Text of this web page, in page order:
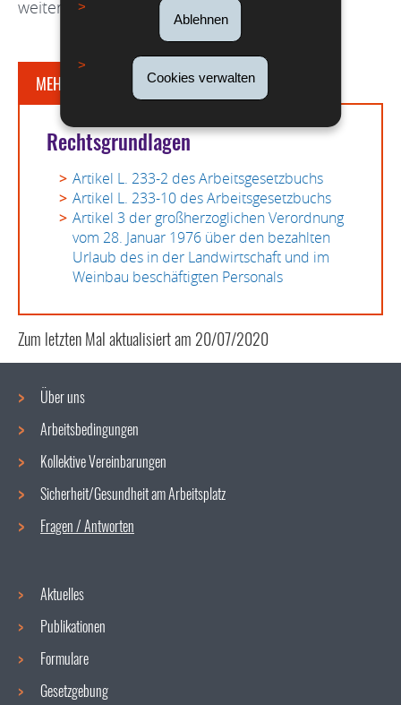
Ablehnen
Cookies verwalten
weiterhin die allgemeinen Vorschriften.
MEHR DAZU
Rechtsgrundlagen
Artikel L. 233-2 des Arbeitsgesetzbuchs
Artikel L. 233-10 des Arbeitsgesetzbuchs
Artikel 3 der großherzoglichen Verordnung
vom 28. Januar 1976 über den bezahlten
Urlaub des in der Landwirtschaft und im
Weinbau beschäftigten Personals
Zum letzten Mal aktualisiert am20/07/2020
Navigationsmenü
Über uns
Arbeitsbedingungen
Kollektive Vereinbarungen
Sicherheit/Gesundheit am Arbeitsplatz
Fragen / Antworten
Aktuelles
Publikationen
Formulare
Gesetzgebung